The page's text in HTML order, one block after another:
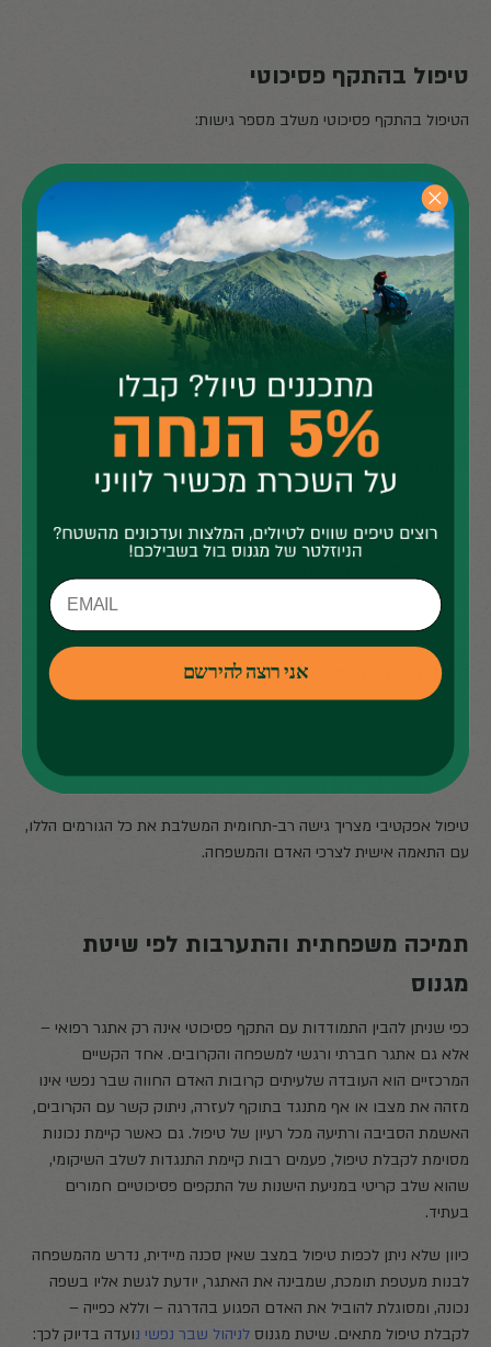
טיפול בהתקף פסיכוטי
הטיפול בהתקף פסיכוטי משלב מספר גישות:
טיפול תרופתי:
תרופות אנטי-פסיכוטיות להפחתת סימפטומים חיוביים
תרופות ייעודיות לטיפול בסימפטומים נלווים (חרדה,
דיכאון)
התאמה אישית של הטיפול התרופתי למניעת תופעות
טיפול פסיכולוגי:
פסיכותרפיה תומכת
התערבויות חברתיות:
קבוצות תמיכה
טיפול אפקטיבי מצריך גישה רב-תחומית המשלבת את כל הגורמים הללו,
עם התאמה אישית לצרכי האדם והמשפחה.
תמיכה משפחתית והתערבות לפי שיטת
מגנוס
כפי שניתן להבין התמודדות עם התקף פסיכוטי אינה רק אתגר רפואי –
אלא גם אתגר חברתי ורגשי למשפחה והקרובים. אחד הקשיים
המרכזיים הוא העובדה שלעיתים קרובות האדם החווה שבר נפשי אינו
מזהה את מצבו או אף מתנגד בתוקף לעזרה, ניתוק קשר עם הקרובים,
האשמת הסביבה ורתיעה מכל רעיון של טיפול. גם כאשר קיימת נכונות
מסוימת לקבלת טיפול, פעמים רבות קיימת התנגדות לשלב השיקומי,
שהוא שלב קריטי במניעת הישנות של התקפים פסיכוטיים חמורים
בעתיד.
כיוון שלא ניתן לכפות טיפול במצב שאין סכנה מיידית, נדרש מהמשפחה
לבנות מעטפת תומכת, שמבינה את האתגר, יודעת לגשת אליו בשפה
נכונה, ומסוגלת להוביל את האדם הפגוע בהדרגה – וללא כפייה –
לקבלת טיפול מתאים. שיטת מגנוס לניהול שבר נפשי נועדה בדיוק לכך:
אני רוצה להירשם